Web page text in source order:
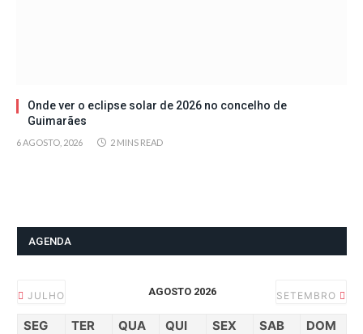
Onde ver o eclipse solar de 2026 no concelho de
Guimarães
6 AGOSTO, 2026 2 MINS READ
AGENDA
JULHO AGOSTO 2026 SETEMBRO
SEG TER QUA QUI SEX SAB DOM